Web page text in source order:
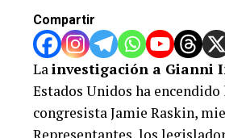
Compartir
Lainvestigación a Gianni
Estados Unidos ha
congresista Jamie Raskin,